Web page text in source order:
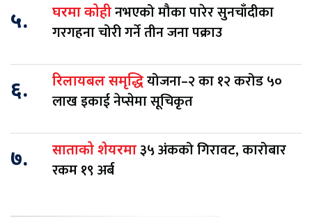
५. घरमा कोहीनभएको मौका पारेर सुनचाँदीका
गरगहना चोरी गर्ने तीन जना पक्राउ
६. रिलायबल समृद्धियोजना–२ का १२ करोड ५०
लाख इकाई नेप्सेमा सूचिकृत
७. साताको शेयरमा३५ अंकको गिरावट, कारोबार
रकम १९ अर्ब